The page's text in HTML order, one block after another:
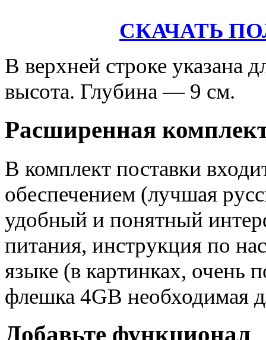
СКАЧАТЬ
В верхней строке указана
высота. Глубина — 9 см.
Расширенная
В комплект поставки
обеспечением (лучшая
удобный и понятный
питания, инструкция по
языке (в картинках,
флешка 4GB необходимая
Добавьте функционал